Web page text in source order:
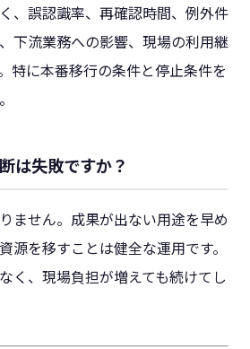
、誤認識率、再確認時間、例外件
下流業務への影響、現場の利用継
特に本番移行の条件と停止条件を
は失敗ですか？
ません。成果が出ない用途を早め
源を移すことは健全な運用です。
く、現場負担が増えても続けてし